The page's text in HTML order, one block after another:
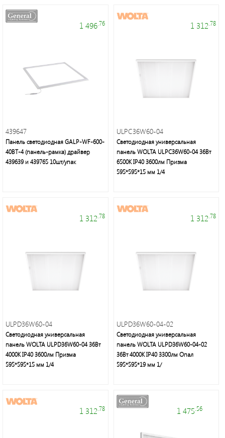
1 496.76
439647
Панель светодиодная GALP-WF-600-
40BT-4 (панель-рамка) драйвер
439639 и 439765 10шт/упак
1 312 .78
ULPC36W60-04
Светодиодная универсальная
панель WOLTA ULPC36W60-04 36Вт
6500К IP40 3600лм Призма
595*595*15 мм 1/4
1 312 .78
ULPD36W60-04
Светодиодная универсальная
панель WOLTA ULPD36W60-04 36Вт
4000К IP40 3600лм Призма
595*595*15 мм 1/4
1 312 .78
ULPD36W60-04-02
Светодиодная универсальная
панель WOLTA ULPD36W60-04-02
36Вт 4000К IP40 3300лм Опал
595*595*19 мм 1/
1 312 .78 1 475 .56